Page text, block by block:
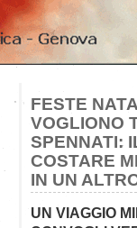
FESTE
VOGLIONO
SPENNATI:
COSTARE
IN UN
UN VIAGGIO